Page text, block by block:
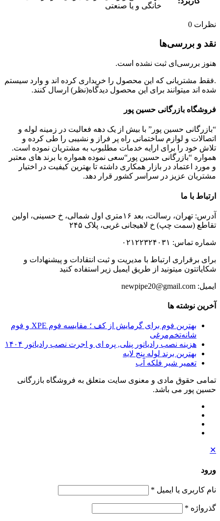
خانگی و یا صنعتی
نظرات 0
نقد و بررسی‌ها
هنوز بررسی‌ای ثبت نشده است.
.فقط مشتریانی که این محصول را خریداری کرده اند و وارد سیستم
شده اند میتوانند برای این محصول دیدگاه(نظر) ارسال کنند.
فروشگاه بازرگانی حسین پور
“بازرگانی حسین پور” با بیش از یک دهه فعالیت در زمینه لوله و
اتصالات و لوازم ساختمانی راه پر فراز و نشیبی را طی کرده و
تلاش خود را برای ارایه خدمات مطلبوب به مشتریان نموده است.
همواره “بازرگانی حسین پور“سعی نموده همواره با برند های معتبر
و مورد اعتماد در بازار همکاری داشته تا بهترین کیفیت در اختیار
مشتریان عزیز در سراسر کشور قرار دهد.
ارتباط با ما
آدرس: تهران، رسالت، بعد ۱۶متری اول شمالی، خ حسینی، اولین
تقاطع (سمت چپ) خ لاهیجانی غربی، پلاک ۲۴۵
شماره تماس: ۰۲۱۲۲۳۲۴۰۳۱
برای برقراری ارتباط با مدیریت و ثبت انتقادات و پیشنهادات و
شکایاتتون میتونید از طریق ایمیل زیر استفاده کنید
ایمیل: newpipe20@gmail.com
آخرین نوشته ها
بهترین فوم برای گرمایش از کف ؛ مقایسه فوم XPE و فوم
شانه‌تخم‌مرغی
هزینه نصب رادیاتور پنلی, پره ای و اجرت نصب رادیاتور ۱۴۰۴
بهترین برند لوله پنج لایه
تعمیر شیر فلکه آب
تمامی حقوق مادی و معنوی سایت متعلق به فروشگاه بازرگانی
حسین پور می باشد.
✕
ورود
نام کاربری یا ایمیل *
گذرواژه *